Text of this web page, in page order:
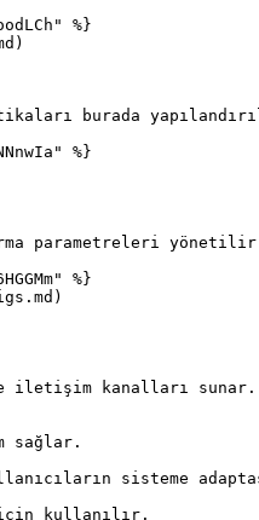
%}
%}
%}
iletişim kanalları sunar.